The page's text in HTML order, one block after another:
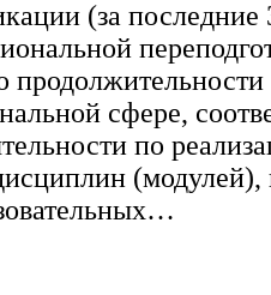
(за последние
сфере,
по
(модулей),